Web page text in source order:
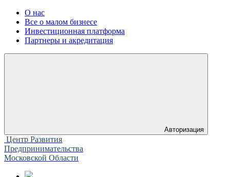
О нас
Все о малом бизнесе
Инвестиционная платформа
Партнеры и акредитация
Авторизация
Центр Развития
Предпринимательства
Московской Области